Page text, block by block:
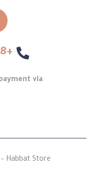
+968 9284 6418
via
Habbat Store